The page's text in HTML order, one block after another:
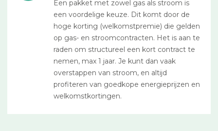
Een pakket met zowel gas als stroom is
een voordelige keuze. Dit komt door de
hoge korting (welkomstpremie) die gelden
op gas- en stroomcontracten. Het is aan te
raden om structureel een kort contract te
nemen, max 1 jaar. Je kunt dan vaak
overstappen van stroom, en altijd
profiteren van goedkope energieprijzen en
welkomstkortingen.